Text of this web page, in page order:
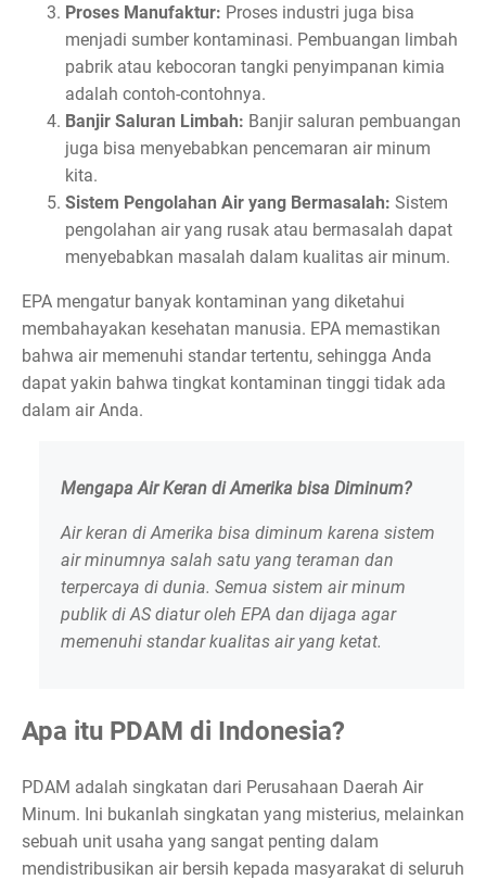
Proses Manufaktur: Proses industri juga bisa
menjadi sumber kontaminasi. Pembuangan limbah
pabrik atau kebocoran tangki penyimpanan kimia
adalah contoh-contohnya.
Banjir Saluran Limbah: Banjir saluran pembuangan
juga bisa menyebabkan pencemaran air minum
kita.
Sistem Pengolahan Air yang Bermasalah: Sistem
pengolahan air yang rusak atau bermasalah dapat
menyebabkan masalah dalam kualitas air minum.
EPA mengatur banyak kontaminan yang diketahui
membahayakan kesehatan manusia. EPA memastikan
bahwa air memenuhi standar tertentu, sehingga Anda
dapat yakin bahwa tingkat kontaminan tinggi tidak ada
dalam air Anda.
Mengapa Air Keran di Amerika bisa Diminum?
Air keran di Amerika bisa diminum karena sistem
air minumnya salah satu yang teraman dan
terpercaya di dunia. Semua sistem air minum
publik di AS diatur oleh EPA dan dijaga agar
memenuhi standar kualitas air yang ketat.
Apa itu PDAM di Indonesia?
PDAM adalah singkatan dari Perusahaan Daerah Air
Minum. Ini bukanlah singkatan yang misterius, melainkan
sebuah unit usaha yang sangat penting dalam
mendistribusikan air bersih kepada masyarakat di seluruh